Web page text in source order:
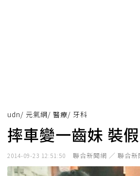
udn/ 元氣網/ 醫療/ 牙科
摔車變一齒妹 裝
2014-09-23 12:51:50 聯合新聞網 ／ 聯合新